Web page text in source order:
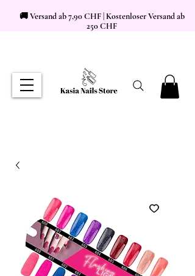
🚚 Versand ab 7,90 CHF | Kostenloser Versand ab
250 CHF